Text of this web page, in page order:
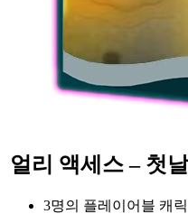
얼리 액세스 – 첫
3명의 플레이어블 캐